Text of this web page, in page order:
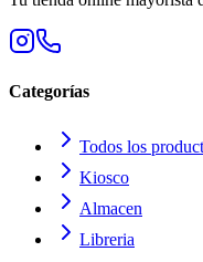
Categorías
Todos los
Kiosco
Almacen
Libreria